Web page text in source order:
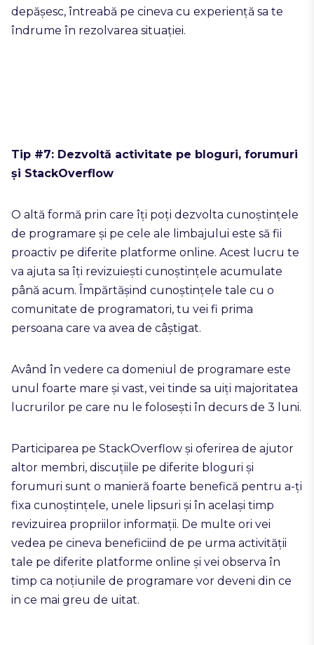
depășesc, întreabă pe cineva cu experiență sa te
îndrume în rezolvarea situației.
Tip #7: Dezvoltă activitate pe bloguri, forumuri
și StackOverflow
O altă formă prin care îți poți dezvolta cunoștințele
de programare și pe cele ale limbajului este să fii
proactiv pe diferite platforme online. Acest lucru te
va ajuta sa îți revizuiești cunoștințele acumulate
până acum. Împărtășind cunoștințele tale cu o
comunitate de programatori, tu vei fi prima
persoana care va avea de câștigat.
Având în vedere ca domeniul de programare este
unul foarte mare și vast, vei tinde sa uiți majoritatea
lucrurilor pe care nu le folosești în decurs de 3 luni.
Participarea pe StackOverflow și oferirea de ajutor
altor membri, discuțiile pe diferite bloguri și
forumuri sunt o manieră foarte benefică pentru a-ți
fixa cunoștințele, unele lipsuri și în același timp
revizuirea propriilor informații. De multe ori vei
vedea pe cineva beneficiind de pe urma activității
tale pe diferite platforme online și vei observa în
timp ca noțiunile de programare vor deveni din ce
in ce mai greu de uitat.